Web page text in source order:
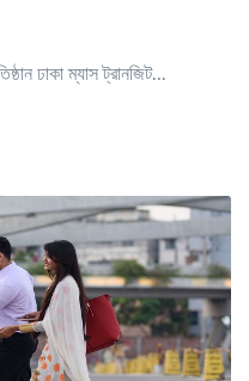
ঢাকা ম্যাস ট্রানজিট...